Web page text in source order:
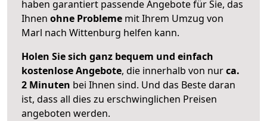
haben garantiert passende Angebote für Sie, das
Ihnen ohne Probleme mit Ihrem Umzug von
Marl nach Wittenburg helfen kann.
Holen Sie sich ganz bequem und einfach
kostenlose Angebote, die innerhalb von nurca.
2 Minuten bei Ihnen sind. Und das Beste daran
ist, dass all dies zu erschwinglichen Preisen
angeboten werden.